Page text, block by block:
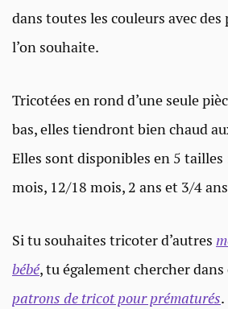
dans toutes les couleurs avec
l’on souhaite.
Tricotées en rond d’une seule
bas, elles tiendront bien chaud
Elles sont disponibles en 5 tailles
mois, 12/18 mois, 2 ans et 3/4
Si tu souhaites tricoter d’autres
bébé, tu également chercher
patrons de tricot pour prématurés.